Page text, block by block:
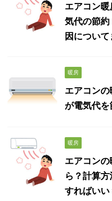
エアコン
気代の節
因について
暖房
エアコン
が電気代を
暖房
エアコンの
ら？計算
すればいい